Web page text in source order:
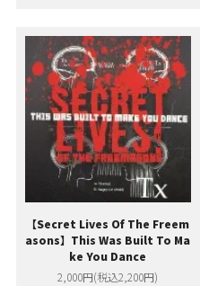
【Secret Lives Of The Freem
asons】This Was Built To Ma
ke You Dance
2,000円(税込2,200円)